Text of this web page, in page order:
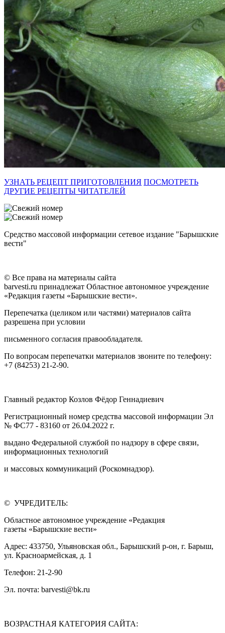
УЗНАТЬ РЕЦЕПТ ПРИГОТОВЛЕНИЯ ПОСМОТРЕТЬ
ДРУГИЕ РЕЦЕПТЫ ЧИТАТЕЛЕЙ
Средство массовой информации сетевое издание "Барышские
вести"
© Все права на материалы сайта
barvesti.ru принадлежат Областное автономное учреждение
«Редакция газеты «Барышские вести».
Перепечатка (целиком или частями) материалов сайта
разрешена при условии
письменного согласия правообладателя.
По вопросам перепечатки материалов звоните по телефону:
+7 (84253) 21-2-90.
Главный редактор Козлов Фёдор Геннадиевич
Регистрационный номер средства массовой информации Эл
№ ФС77 - 83160 от 26.04.2022 г.
выдано Федеральной службой по надзору в сфере связи,
информационных технологий
и массовых коммуникаций (Роскомнадзор).
© УЧРЕДИТЕЛЬ:
Областное автономное учреждение «Редакция
газеты «Барышские вести»
Адрес: 433750, Ульяновская обл., Барышский р-он, г. Барыш,
ул. Красноармейская, д. 1
Телефон: 21-2-90
Эл. почта: barvesti@bk.ru
ВОЗРАСТНАЯ КАТЕГОРИЯ САЙТА: